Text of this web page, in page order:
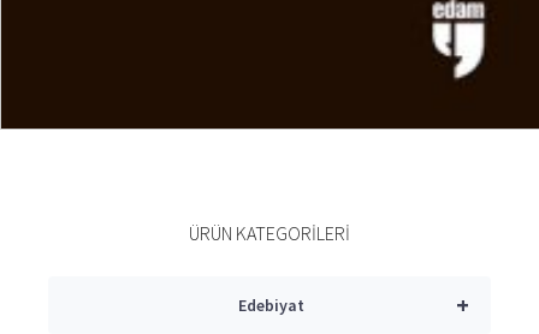
ÜRÜN KATEGORILERI
+
Edebiyat